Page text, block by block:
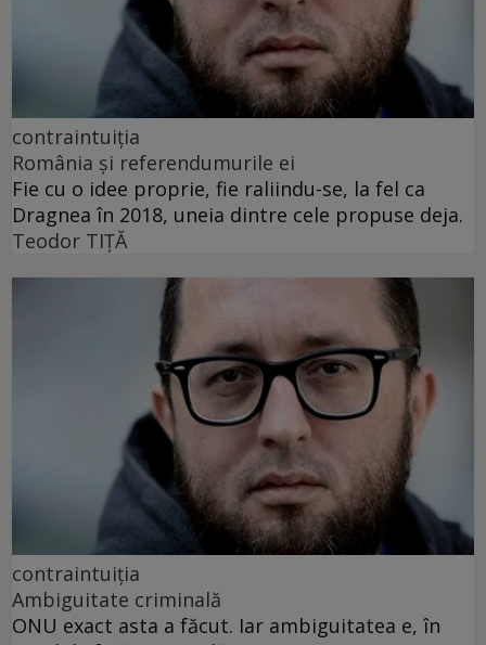
contraintuiția
România și referendumurile ei
Fie cu o idee proprie, fie raliindu-se, la fel ca
Dragnea în 2018, uneia dintre cele propuse deja.
Teodor TIŢĂ
contraintuiția
Ambiguitate criminală
ONU exact asta a făcut. Iar ambiguitatea e, în